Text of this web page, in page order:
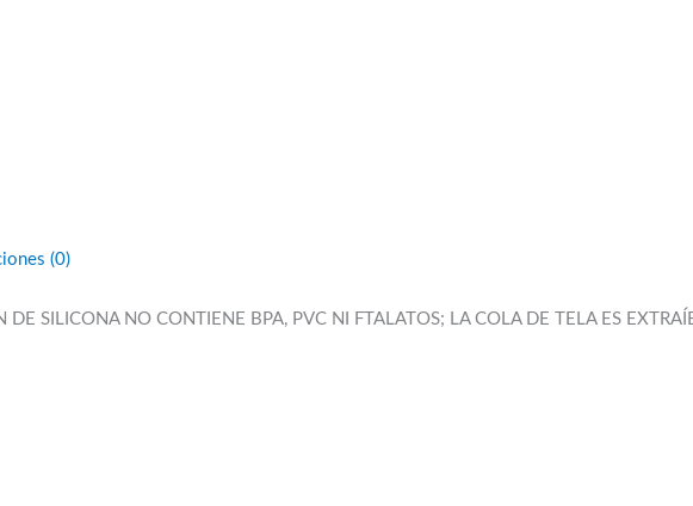
(0)
DE SILICONA NO CONTIENE BPA, PVC NI FTALATOS; LA COLA DE TELA ES